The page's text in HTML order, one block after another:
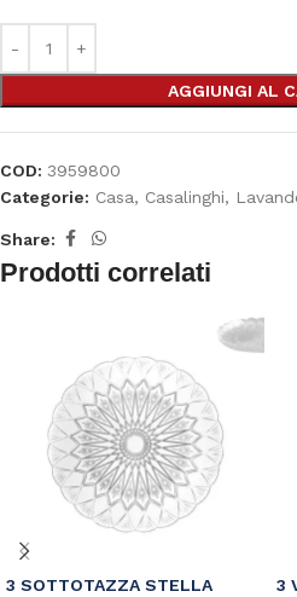
AGGIUNGI AL
COD: 3959800
Categorie: Casa, Casalinghi,
Share:
Prodotti correlati
3 SOTTOTAZZA STELLA
3